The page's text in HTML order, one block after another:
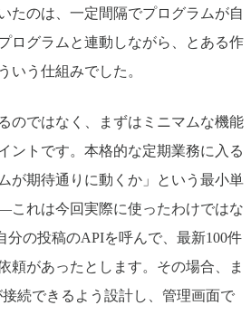
たのは、一定間隔でプログラムが自
ログラムと連動しながら、とある作
う仕組みでした。
のではなく、まずはミニマムな機能
ントです。本格的な定期業務に入る
が期待通りに動くか」という最小単
れは今回実際に使ったわけではな
の投稿のAPIを呼んで、最新100件
頼があったとします。その場合、ま
続できるよう設計し、管理画面で